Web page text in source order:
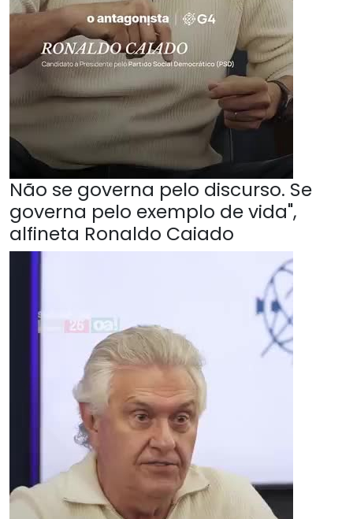
Não se governa pelo discurso. Se
governa pelo exemplo de vida",
alfineta Ronaldo Caiado